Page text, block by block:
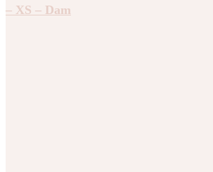
– XS – Dam